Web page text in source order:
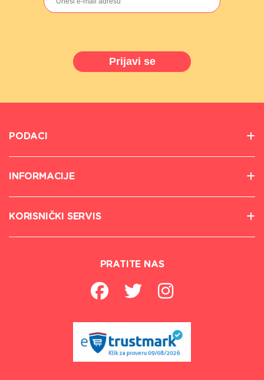
Prijavi se
PODACI
INFORMACIJE
KORISNIČKI SERVIS
PRATITE NAS